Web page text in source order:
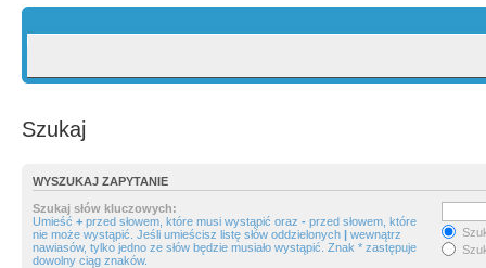
Szukaj
WYSZUKAJ ZAPYTANIE
Szukaj słów kluczowych:
Umieść + przed słowem, które musi wystąpić oraz - przed słowem, które
nie może wystąpić. Jeśli umieścisz listę słów oddzielonych | wewnątrz
nawiasów, tylko jedno ze słów będzie musiało wystąpić. Znak * zastępuje
dowolny ciąg znaków.